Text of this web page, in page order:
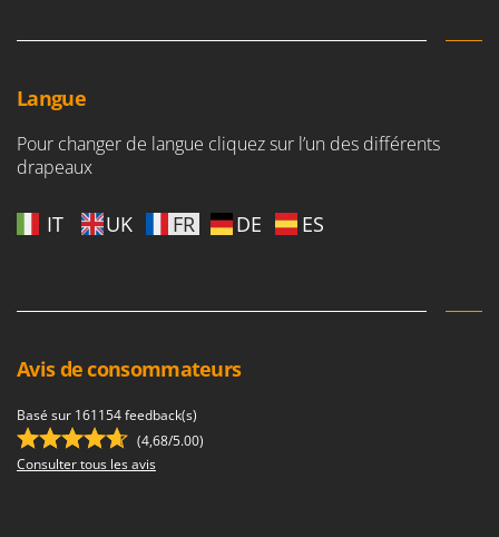
Langue
Pour changer de langue cliquez sur l’un des différents
drapeaux
IT UK FR DE ES
Avis de consommateurs
Basé sur 161154 feedback(s)
(4,68/5.00)
Consulter tous les avis